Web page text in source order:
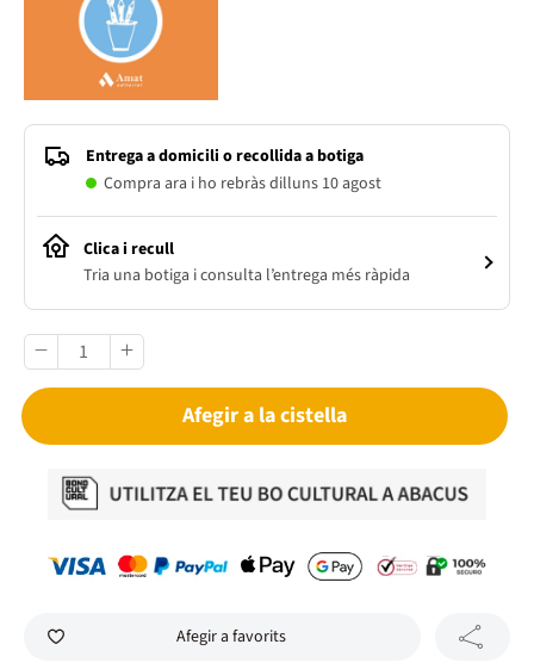
Entrega a domicili o recollida a botiga
Compra ara i ho rebràs dilluns 10 agost
Clica i recull
Tria una botiga i consulta l’entrega més ràpida
Afegir a la cistella
Afegir a favorits